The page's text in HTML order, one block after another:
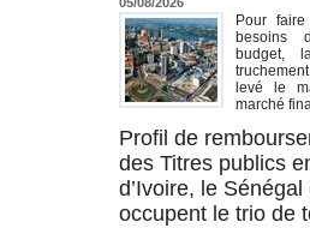
Pour
besoins
budget,
levé le
marché
Profil de
des Titres publics
d’Ivoire, le
occupent le trio de